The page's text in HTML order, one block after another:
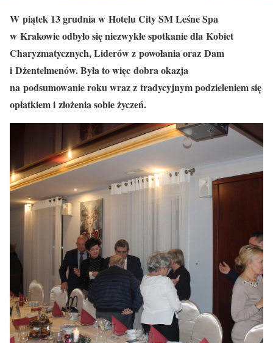
W piątek 13 grudnia w Hotelu City SM Leśne Spa
w Krakowie odbyło się niezwykłe spotkanie dla Kobiet
Charyzmatycznych, Liderów z powołania oraz Dam
i Dżentelmenów. Była to więc dobra okazja
na podsumowanie roku wraz z tradycyjnym podzieleniem się
opłatkiem i złożenia sobie życzeń.